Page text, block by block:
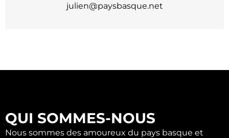
julien@paysbasque.net
QUI SOMMES-NOUS
Nous sommes des amoureux du pays basque et